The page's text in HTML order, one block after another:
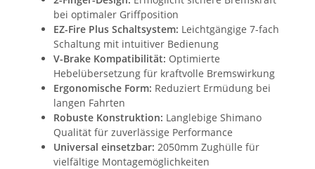
bei optimaler Griffposition
EZ-Fire Plus Schaltsystem: Leichtgängige 7-fach
Schaltung mit intuitiver Bedienung
V-Brake Kompatibilität: Optimierte
Hebelübersetzung für kraftvolle Bremswirkung
Ergonomische Form: Reduziert Ermüdung bei
langen Fahrten
Robuste Konstruktion: Langlebige Shimano
Qualität für zuverlässige Performance
Universal einsetzbar: 2050mm Zughülle für
vielfältige Montagemöglichkeiten